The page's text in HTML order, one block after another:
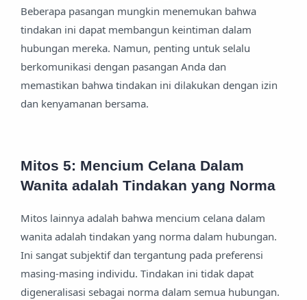
Beberapa pasangan mungkin menemukan bahwa
tindakan ini dapat membangun keintiman dalam
hubungan mereka. Namun, penting untuk selalu
berkomunikasi dengan pasangan Anda dan
memastikan bahwa tindakan ini dilakukan dengan izin
dan kenyamanan bersama.
Mitos 5: Mencium Celana Dalam
Wanita adalah Tindakan yang Norma
Mitos lainnya adalah bahwa mencium celana dalam
wanita adalah tindakan yang norma dalam hubungan.
Ini sangat subjektif dan tergantung pada preferensi
masing-masing individu. Tindakan ini tidak dapat
digeneralisasi sebagai norma dalam semua hubungan.